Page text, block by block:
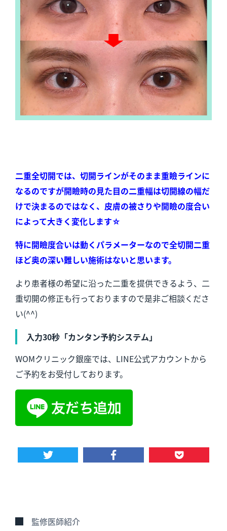
二重全切開では、切開ラインがそのまま重瞼ラインに
なるのですが開瞼時の見た目の二重幅は切開線の幅だ
けで決まるのではなく、 皮膚の被さりや開瞼の度合い
によって大きく変化します☆
特に開瞼度合いは動くパラメーターなので全切開二重
ほど奥の深い難しい施術はないと思います。
より患者様の希望に沿った二重を提供できるよう、二
重切開の修正も行っておりますので是非ご相談くださ
い(^^)
入力30秒「カンタン予約システム」
WOMクリニック銀座では、LINE公式アカウントから
ご予約をお受付しております。
監修医師紹介